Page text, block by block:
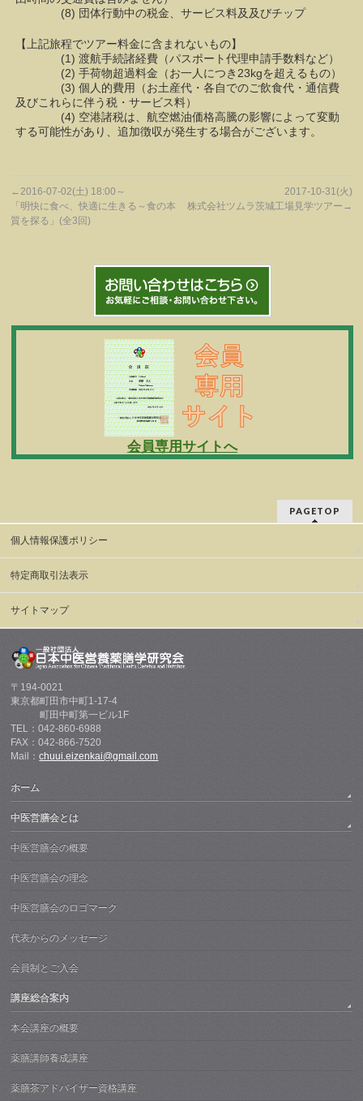
(8) 団体行動中の税金、サービス料及及びチップ
【上記旅程でツアー料金に含まれないもの】
(1) 渡航手続諸経費（パスポート代理申請手数料など）
(2) 手荷物超過料金（お一人につき23kgを超えるもの）
(3) 個人的費用（お土産代・各自でのご飲食代・通信費
及びこれらに伴う税・サービス料）
(4) 空港諸税は、航空燃油価格高騰の影響によって変動
する可能性があり、追加徴収が発生する場合がございます。
←2016-07-02(土) 18:00～
「明快に食べ、快適に生きる～食の本
質を探る」(全3回)
2017-10-31(火)
株式会社ツムラ茨城工場見学ツアー →
会員専用サイトへ
PAGETOP
個人情報保護ポリシー
特定商取引法表示
サイトマップ
〒194-0021
東京都町田市中町1-17-4
町田中町第一ビル1F
TEL：042-860-6988
FAX：042-866-7520
Mail：chuui.eizenkai@gmail.com
ホーム
中医営膳会とは
中医営膳会の概要
中医営膳会の理念
中医営膳会のロゴマーク
代表からのメッセージ
会員制とご入会
講座総合案内
本会講座の概要
薬膳講師養成講座
薬膳茶アドバイザー資格講座